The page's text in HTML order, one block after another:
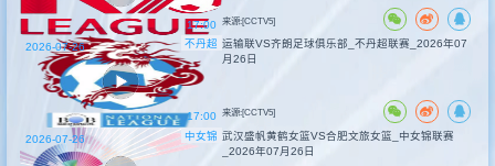
17:00 来源:[CCTV5]
不丹超
17:00
2026-07-26
运输联VS齐朗足球俱乐部_不丹超联赛_2026年07
月26日
来源:[CCTV5]
中女锦
2026-07-26
武汉盛帆黄鹤女篮VS合肥文旅女篮_中女锦联赛
_2026年07月26日